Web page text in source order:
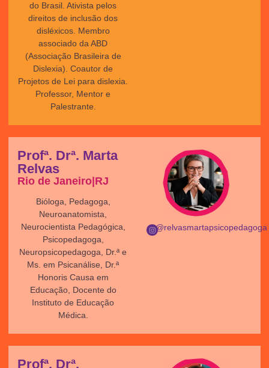
do Brasil. Ativista pelos
direitos de inclusão dos
disléxicos. Membro
associado da ABD
(Associação Brasileira de
Dislexia). Coautor de
Projetos de Lei para dislexia.
Professor, Mentor e
Palestrante.
@relvasmartapsicopedagoga
Profª. Drª. Marta
Relvas
Rio de Janeiro|RJ
Bióloga, Pedagoga,
Neuroanatomista,
Neurocientista Pedagógica,
Psicopedagoga,
Neuropsicopedagoga, Dr.ª e
Ms. em Psicanálise, Dr.ª
Honoris Causa em
Educação, Docente do
Instituto de Educação
Médica.
Profª. Drª.